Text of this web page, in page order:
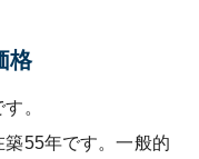
格
。
築55年です。一般的